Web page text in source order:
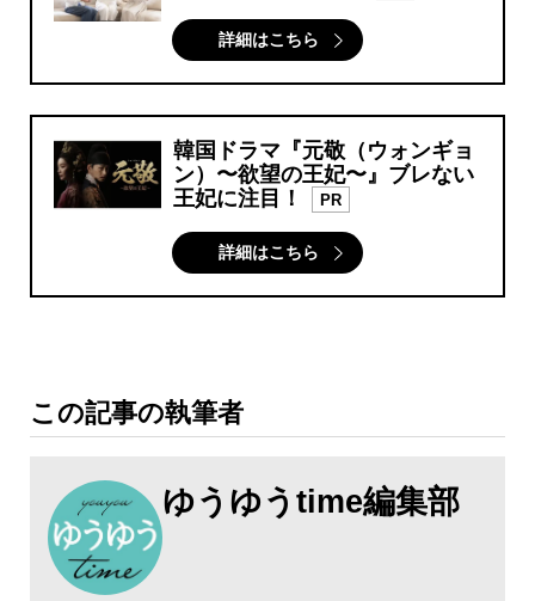
詳細はこちら
韓国ドラマ『元敬（ウォンギョ
ン）〜欲望の王妃〜』ブレない
王妃に注目！
PR
詳細はこちら
この記事の執筆者
ゆうゆうtime編集部